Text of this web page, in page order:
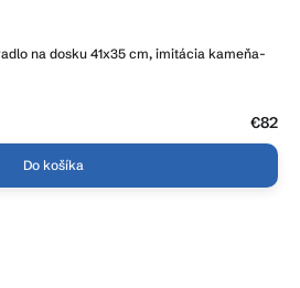
na dosku 41x35 cm, imitácia kameňa-
€82
Do košíka